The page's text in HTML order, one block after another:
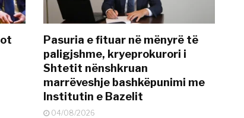
Pasuria e fituar në mënyrë të
paligjshme, kryeprokurori i
Shtetit nënshkruan
marrëveshje bashkëpunimi me
Institutin e Bazelit
04/08/2026